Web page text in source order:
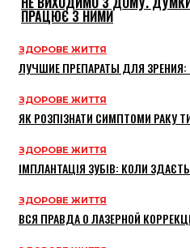
ПРАЦЮЄ З НИМИ
ЗДОРОВЕ ЖИТТЯ
ЛУЧШИЕ ПРЕПАРАТЫ ДЛЯ
ЗДОРОВЕ ЖИТТЯ
ЯК РОЗПІЗНАТИ СИМПТОМИ РАКУ
ЗДОРОВЕ ЖИТТЯ
ІМПЛАНТАЦІЯ ЗУБІВ: КОЛИ
ЗДОРОВЕ ЖИТТЯ
ВСЯ ПРАВДА О ЛАЗЕРНОЙ